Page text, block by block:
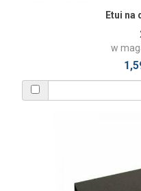
Etui na
w